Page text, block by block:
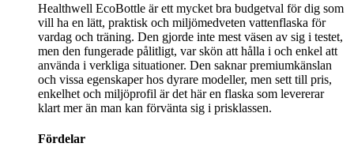
Healthwell EcoBottle är ett mycket bra budgetval för dig som
vill ha en lätt, praktisk och miljömedveten vattenflaska för
vardag och träning. Den gjorde inte mest väsen av sig i testet,
men den fungerade pålitligt, var skön att hålla i och enkel att
använda i verkliga situationer. Den saknar premiumkänslan
och vissa egenskaper hos dyrare modeller, men sett till pris,
enkelhet och miljöprofil är det här en flaska som levererar
klart mer än man kan förvänta sig i prisklassen.
Fördelar